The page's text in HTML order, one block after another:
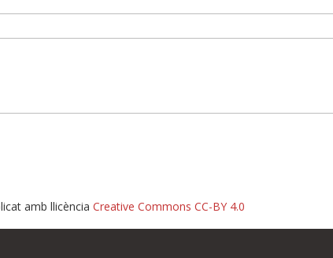
amb llicència Creative Commons CC-BY 4.0